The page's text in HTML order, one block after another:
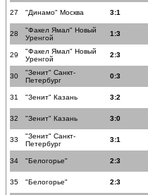
27 "Динамо" Москва 3:1
28
"Факел Ямал" Новый
Уренгой
1:3
29
"Факел Ямал" Новый
Уренгой
2:3
30
"Зенит" Санкт-
Петербург
0:3
31 "Зенит" Казань 3:2
32 "Зенит" Казань 3:0
33
"Зенит" Санкт-
Петербург
3:1
34 "Белогорье" 2:3
35 "Белогорье" 2:3